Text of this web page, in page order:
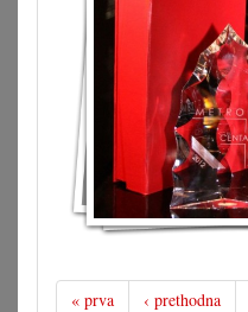
« prva ‹ prethodna